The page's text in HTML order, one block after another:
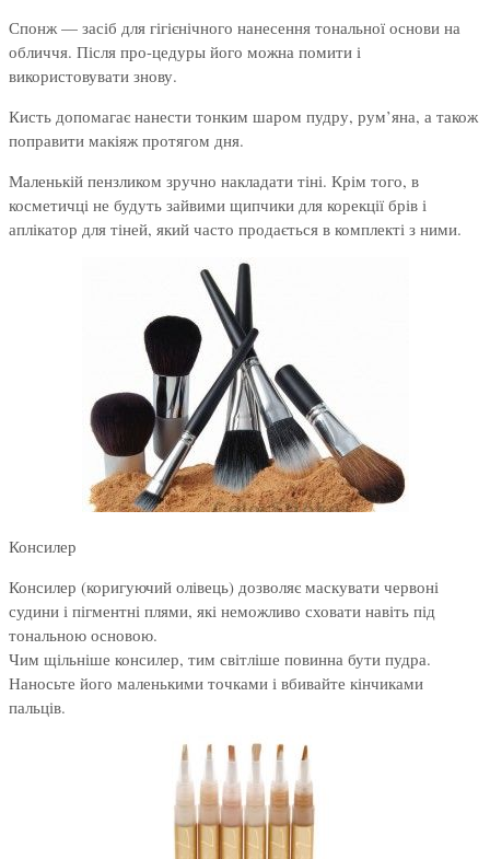
Спонж — засіб для гігієнічного нанесення тональної основи на
обличчя. Після про-цедуры його можна помити і
використовувати знову.
Кисть допомагає нанести тонким шаром пудру, рум’яна, а також
поправити макіяж протягом дня.
Маленькій пензликом зручно накладати тіні. Крім того, в
косметичці не будуть зайвими щипчики для корекції брів і
аплікатор для тіней, який часто продається в комплекті з ними.
Консилер
Консилер (коригуючий олівець) дозволяє маскувати червоні
судини і пігментні плями, які неможливо сховати навіть під
тональною основою.
Чим щільніше консилер, тим світліше повинна бути пудра.
Наносьте його маленькими точками і вбивайте кінчиками
пальців.